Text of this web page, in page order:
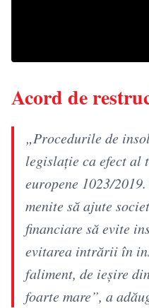
Acord de
„Procedurile de
legislație ca efect al
europene 1023/
menite să ajute
financiare să evite
evitarea intrării în
faliment, de ieșire
foarte mare”, a